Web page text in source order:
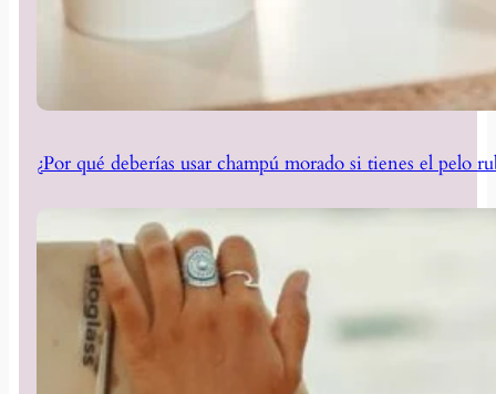
¿Por qué deberías usar champú morado si tienes el pelo